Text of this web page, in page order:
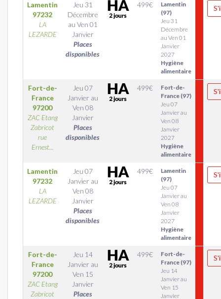
Lamentin
97232
LA
LEZARDE
Jeu 31
Décembre
au Ven 01
Janvier
Places
disponibles
499€
Lamentin
(97)
Jeu 31
Décembre
au Ven 01
Janvier
2027
Hygiène
alimentaire
Fort-de-
France
97200
ZAC Etang
Zabricot
rue
Ernest...
Jeu 07
Janvier au
Ven 08
Janvier
Places
disponibles
499€
Fort-de-
France (97)
Jeu 07
Janvier au
Ven 08
Janvier
2027
Hygiène
alimentaire
Lamentin
97232
LA
LEZARDE
Jeu 07
Janvier au
Ven 08
Janvier
Places
disponibles
499€
Lamentin
(97)
Jeu 07
Janvier au
Ven 08
Janvier
2027
Hygiène
alimentaire
Fort-de-
France
97200
ZAC Etang
Zabricot
Jeu 14
Janvier au
Ven 15
Janvier
Places
499€
Fort-de-
France (97)
Jeu 14
Janvier au
Ven 15
Janvier